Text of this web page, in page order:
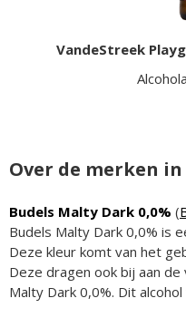
VandeStreek
Over de merken
Budels Malty Dark 0,0% (
Budels Malty Dark 0,0% is
Deze kleur komt van het
Deze dragen ook bij aan
Malty Dark 0,0%. Dit